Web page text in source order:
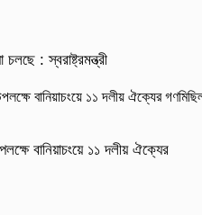
: স্বরাষ্ট্রমন্ত্রী
বানিয়াচংয়ে ১১ দলীয় ঐক্যের